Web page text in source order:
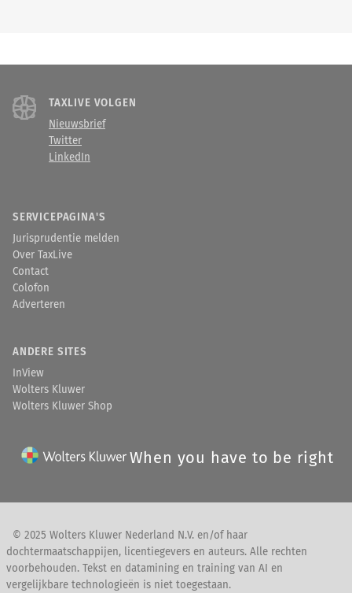
TAXLIVE VOLGEN
Nieuwsbrief
Twitter
LinkedIn
SERVICEPAGINA'S
Jurisprudentie melden
Over TaxLive
Contact
Colofon
Adverteren
ANDERE SITES
InView
Wolters Kluwer
Wolters Kluwer Shop
When you have to be right
© 2025 Wolters Kluwer Nederland N.V. en/of haar
dochtermaatschappijen, licentiegevers en auteurs. Alle rechten
voorbehouden. Tekst en datamining en training van AI en
vergelijkbare technologieën is niet toegestaan.